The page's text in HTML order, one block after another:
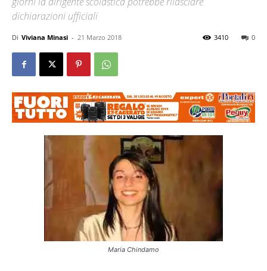
dichiarazioni ufficiali
Di Viviana Minasi - 21 Marzo 2018 0
3410
Maria Chindamo